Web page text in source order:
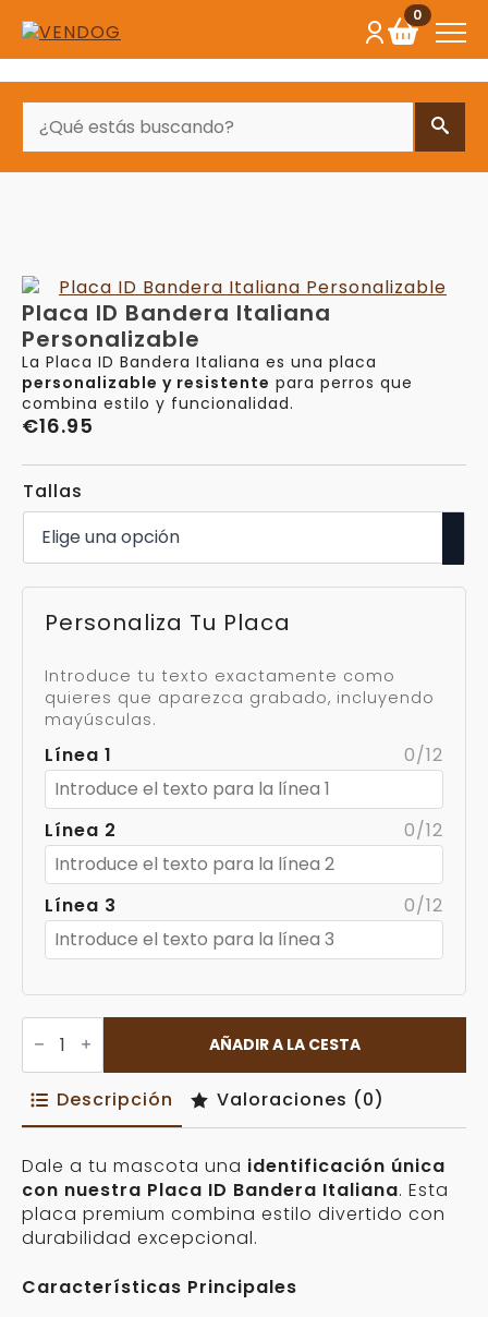
0
Placa ID Bandera Italiana
Personalizable
La Placa ID Bandera Italiana es una placa
personalizable y resistente para perros que
combina estilo y funcionalidad.
€16.95
Tallas
Personaliza Tu Placa
Introduce tu texto exactamente como
quieres que aparezca grabado, incluyendo
mayúsculas.
Línea 1 0/12
Línea 2 0/12
Línea 3 0/12
Placa
ID
Bandera
Italiana
Personalizable
cantidad
AÑADIR A LA CESTA
Descripción Valoraciones (0)
Dale a tu mascota una identificación única
con nuestra Placa ID Bandera Italiana. Esta
placa premium combina estilo divertido con
durabilidad excepcional.
Características Principales